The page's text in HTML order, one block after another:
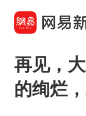
再见，
的绚烂